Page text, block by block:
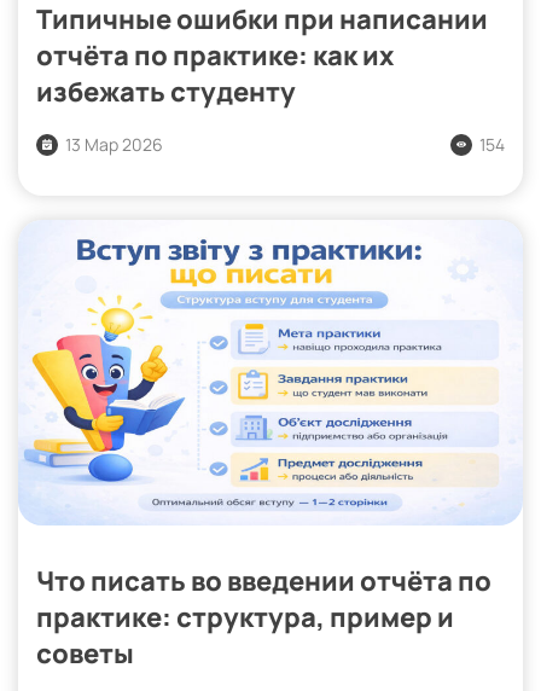
Типичные ошибки при написании
отчёта по практике: как их
избежать студенту
13 Мар 2026 154
Что писать во введении отчёта по
практике: структура, пример и
советы